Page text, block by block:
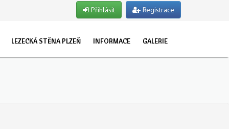
Přihlásit Registrace
LEZECKÁ STĚNA PLZEŇ INFORMACE GALERIE